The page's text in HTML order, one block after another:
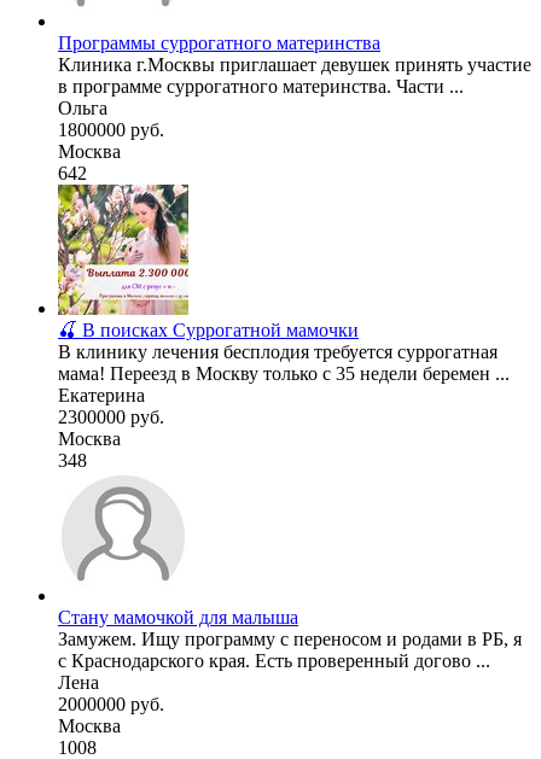
Программы суррогатного материнства
Клиника г.Москвы приглашает девушек принять участие
в программе суррогатного материнства. Части ...
Ольга
1800000 руб.
Москва
642
🍒 В поисках Суррогатной мамочки
В клинику лечения бесплодия требуется суррогатная
мама! Переезд в Москву только с 35 недели беремен ...
Екатерина
2300000 руб.
Москва
348
Стану мамочкой для малыша
Замужем. Ищу программу с переносом и родами в РБ, я
с Краснодарского края. Есть проверенный догово ...
Лена
2000000 руб.
Москва
1008